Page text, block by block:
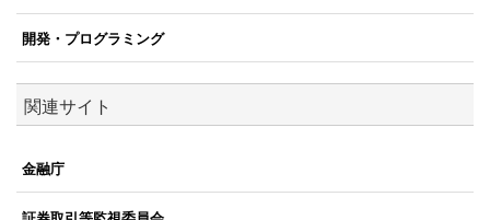
開発・プログラミング
関連サイト
金融庁